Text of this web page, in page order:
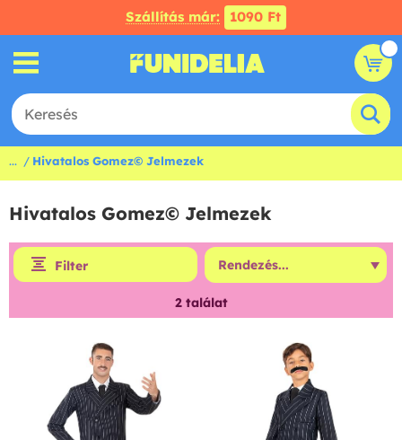
Szállítás már: 1090 Ft
... Hivatalos Gomez© Jelmezek
Hivatalos Gomez© Jelmezek
Filter
2találat